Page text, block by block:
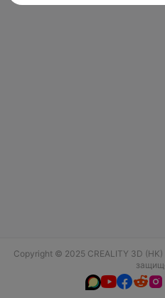
Copyright © 2025 CREALITY 3D
